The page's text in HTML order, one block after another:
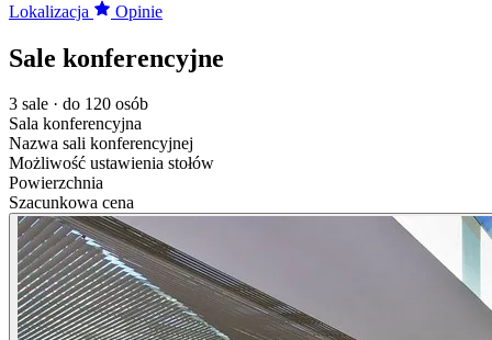
Lokalizacja
Opinie
Sale konferencyjne
3 sale · do 120 osób
Sala konferencyjna
Nazwa sali konferencyjnej
Możliwość ustawienia stołów
Powierzchnia
Szacunkowa cena